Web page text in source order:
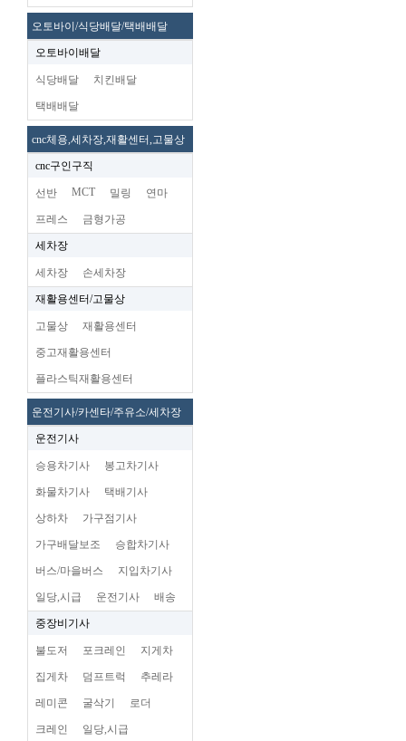
오토바이/식당배달/택배배달
오토바이배달
식당배달 치킨배달
택배배달
cnc체용,세차장,재활센터,고물상
cnc구인구직
선반 MCT 밀링 연마
프레스 금형가공
세차장
세차장 손세차장
재활용센터/고물상
고물상 재활용센터
중고재활용센터
플라스틱재활용센터
운전기사/카센타/주유소/세차장
운전기사
승용차기사 봉고차기사
화물차기사 택배기사
상하차 가구점기사
가구배달보조 승합차기사
버스/마을버스 지입차기사
일당,시급 운전기사 배송
중장비기사
불도저 포크레인 지게차
집게차 덤프트럭 추레라
레미콘 굴삭기 로더
크레인 일당,시급